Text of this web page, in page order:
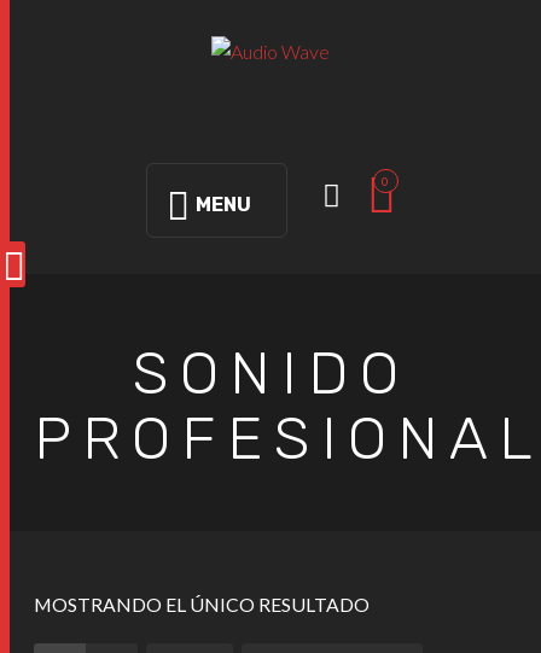
MENU
0
SONIDO
MOSTRANDO EL ÚNICO RESULTADO